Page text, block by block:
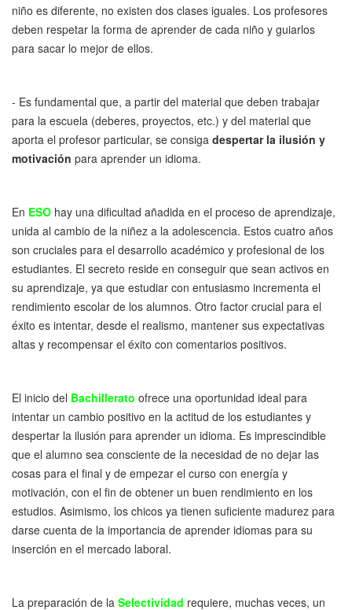
niño es diferente, no existen dos clases iguales. Los profesores
deben respetar la forma de aprender de cada niño y guiarlos
para sacar lo mejor de ellos.
- Es fundamental que, a partir del material que deben trabajar
para la escuela (deberes, proyectos, etc.) y del material que
aporta el profesor particular, se consiga despertar la ilusión y
motivación para aprender un idioma.
En ESO hay una dificultad añadida en el proceso de aprendizaje,
unida al cambio de la niñez a la adolescencia. Estos cuatro años
son cruciales para el desarrollo académico y profesional de los
estudiantes. El secreto reside en conseguir que sean activos en
su aprendizaje, ya que estudiar con entusiasmo incrementa el
rendimiento escolar de los alumnos. Otro factor crucial para el
éxito es intentar, desde el realismo, mantener sus expectativas
altas y recompensar el éxito con comentarios positivos.
El inicio del Bachillerato ofrece una oportunidad ideal para
intentar un cambio positivo en la actitud de los estudiantes y
despertar la ilusión para aprender un idioma. Es imprescindible
que el alumno sea consciente de la necesidad de no dejar las
cosas para el final y de empezar el curso con energía y
motivación, con el fin de obtener un buen rendimiento en los
estudios. Asimismo, los chicos ya tienen suficiente madurez para
darse cuenta de la importancia de aprender idiomas para su
inserción en el mercado laboral.
La preparación de la Selectividad requiere, muchas veces, un